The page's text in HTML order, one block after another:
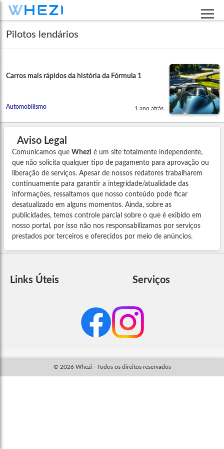
Pilotos lendários
Carros mais rápidos da história da Fórmula 1
Automobilismo 1 ano atrás
Aviso Legal
Comunicamos que Whezi é um site totalmente independente,
que não solicita qualquer tipo de pagamento para aprovação ou
liberação de serviços. Apesar de nossos redatores trabalharem
continuamente para garantir a integridade/atualidade das
informações, ressaltamos que nosso conteúdo pode ficar
desatualizado em alguns momentos. Ainda, sobre as
publicidades, temos controle parcial sobre o que é exibido em
nosso portal, por isso não nos responsabilizamos por serviços
prestados por terceiros e oferecidos por meio de anúncios.
Links Úteis Serviços
© 2026 Whezi - Todos os direitos reservados